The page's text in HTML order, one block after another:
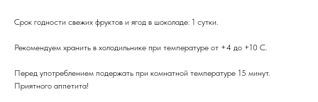
Срок годности свежих фруктов и ягод в шоколаде: 1 сутки.
Рекомендуем хранить в холодильнике при температуре от +4 до +10 С.
Перед употреблением подержать при комнатной температуре 15 минут.
Приятного аппетита!